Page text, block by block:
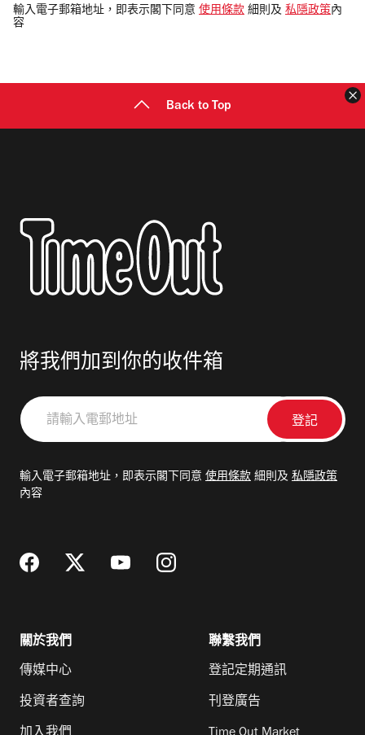
電
郵
輸入電子郵箱地址，即表示閣下同意 使用條款 細則及 私隱政策 內
容
Back to Top
將我們加到你的收件箱
請
輸
郵
輸入電子郵箱地址，即表示閣下同意 使用條款 細則及 私隱政策
內容
關於我們
傳媒中心
投資者查詢
聯繫我們
登記定期通訊
刊登廣告